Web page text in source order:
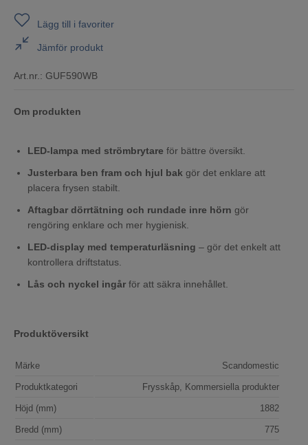
Lägg till i favoriter
Jämför produkt
Art.nr.: GUF590WB
Om produkten
LED‑lampa med strömbrytare för bättre översikt.
Justerbara ben fram och hjul bak gör det enklare att
placera frysen stabilt.
Aftagbar dörrtätning och rundade inre hörn gör
rengöring enklare och mer hygienisk.
LED‑display med temperaturläsning – gör det enkelt att
kontrollera driftstatus.
Lås och nyckel ingår för att säkra innehållet.
Produktöversikt
Märke Scandomestic
Produktkategori Frysskåp, Kommersiella produkter
Höjd (mm) 1882
Bredd (mm) 775